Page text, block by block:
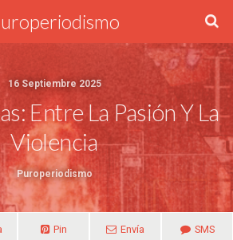
16 Septiembre 2025
Entre La Pasión Y La
Violencia
Puroperiodismo
Pin Envía SMS